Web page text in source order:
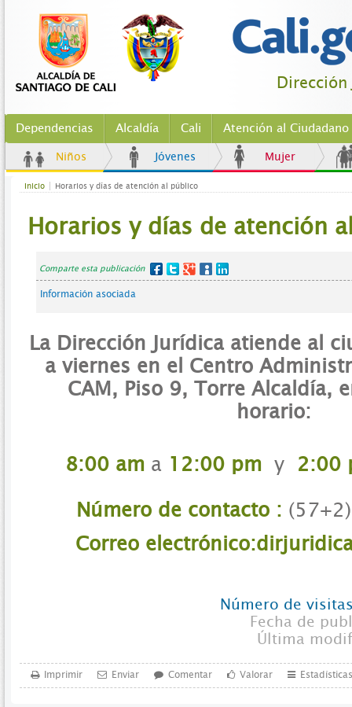
Dependencias Alcaldía Cali Atención al Ciudadano
Niños Jóvenes Mujer
Inicio Horarios y días de atención al público
Horarios y días de atención
Comparte esta publicación
Información asociada
La Dirección Jurídica atiende al
a viernes en el Centro
CAM, Piso 9, Torre Alcaldía,
horario:
8:00 ama 12:00 pmy 2:00
Número de contacto :
Correo
Número de
Fecha de
Última
Imprimir Enviar Comentar Valorar Estadísticas